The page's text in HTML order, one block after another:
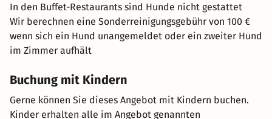
In den Buffet-Restaurants sind Hunde nicht gestattet
Wir berechnen eine Sonderreinigungsgebühr von 100 €
wenn sich ein Hund unangemeldet oder ein zweiter Hund
im Zimmer aufhält
Buchung mit Kindern
Gerne können Sie dieses Angebot mit Kindern buchen.
Kinder erhalten alle im Angebot genannten